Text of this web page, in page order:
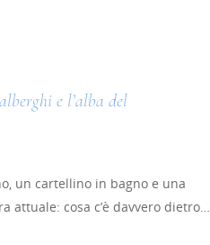
e l’alba del
un cartellino in bagno e una
attuale: cosa c’è davvero dietro…